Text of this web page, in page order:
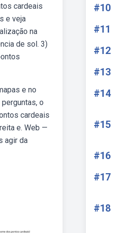
cardeais
e veja
na
de sol. 3)
e no
o
cardeais
e. Web —
agir da
#10
#11
#12
#13
#14
#15
#16
#17
#18